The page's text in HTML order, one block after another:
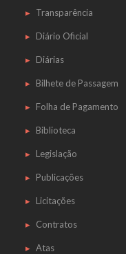
Transparência
Diário Oficial
Diárias
Bilhete de Passagem
Folha de Pagamento
Biblioteca
Legislação
Publicações
Licitações
Contratos
Atas